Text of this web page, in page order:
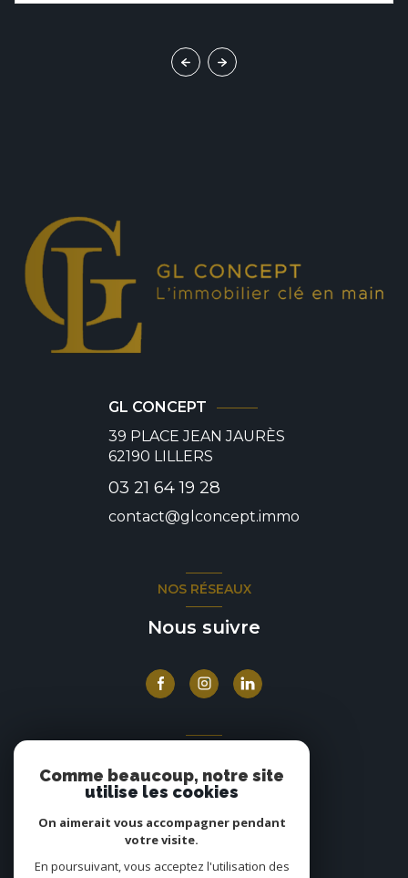
GL CONCEPT
39 PLACE JEAN JAURÈS
62190 LILLERS
03 21 64 19 28
contact@glconcept.immo
NOS RÉSEAUX
Nous suivre
Nous adhérons
Comme beaucoup, notre site
utilise les cookies
On aimerait vous accompagner pendant
votre visite.
En poursuivant, vous acceptez l'utilisation des